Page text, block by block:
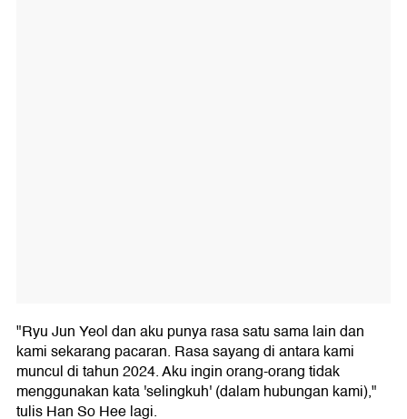
"Ryu Jun Yeol dan aku punya rasa satu sama lain dan
kami sekarang pacaran. Rasa sayang di antara kami
muncul di tahun 2024. Aku ingin orang-orang tidak
menggunakan kata 'selingkuh' (dalam hubungan kami),"
tulis Han So Hee lagi.